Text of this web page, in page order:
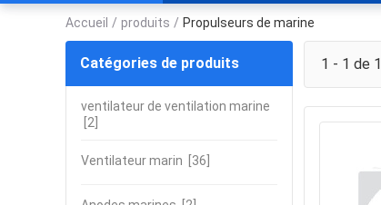
Accueil / produits / Propulseurs de marine
Catégories de produits
ventilateur de ventilation marine
[2]
Ventilateur marin [36]
1 - 1 de 1